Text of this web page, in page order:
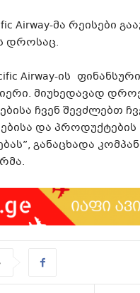
Airway-მა რეისები
დროსაც.
Airway-ის
მიუხედავად
ჩვენ შევძლებთ
და პროდუქტების
განაცხადა